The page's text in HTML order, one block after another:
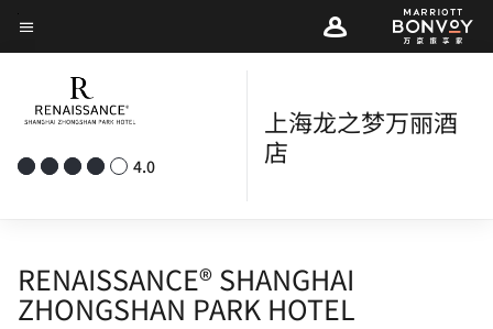
Skip
to
content
菜单文本
4.0
上海龙之梦万丽酒
店
RENAISSANCE® SHANGHAI
ZHONGSHAN PARK HOTEL